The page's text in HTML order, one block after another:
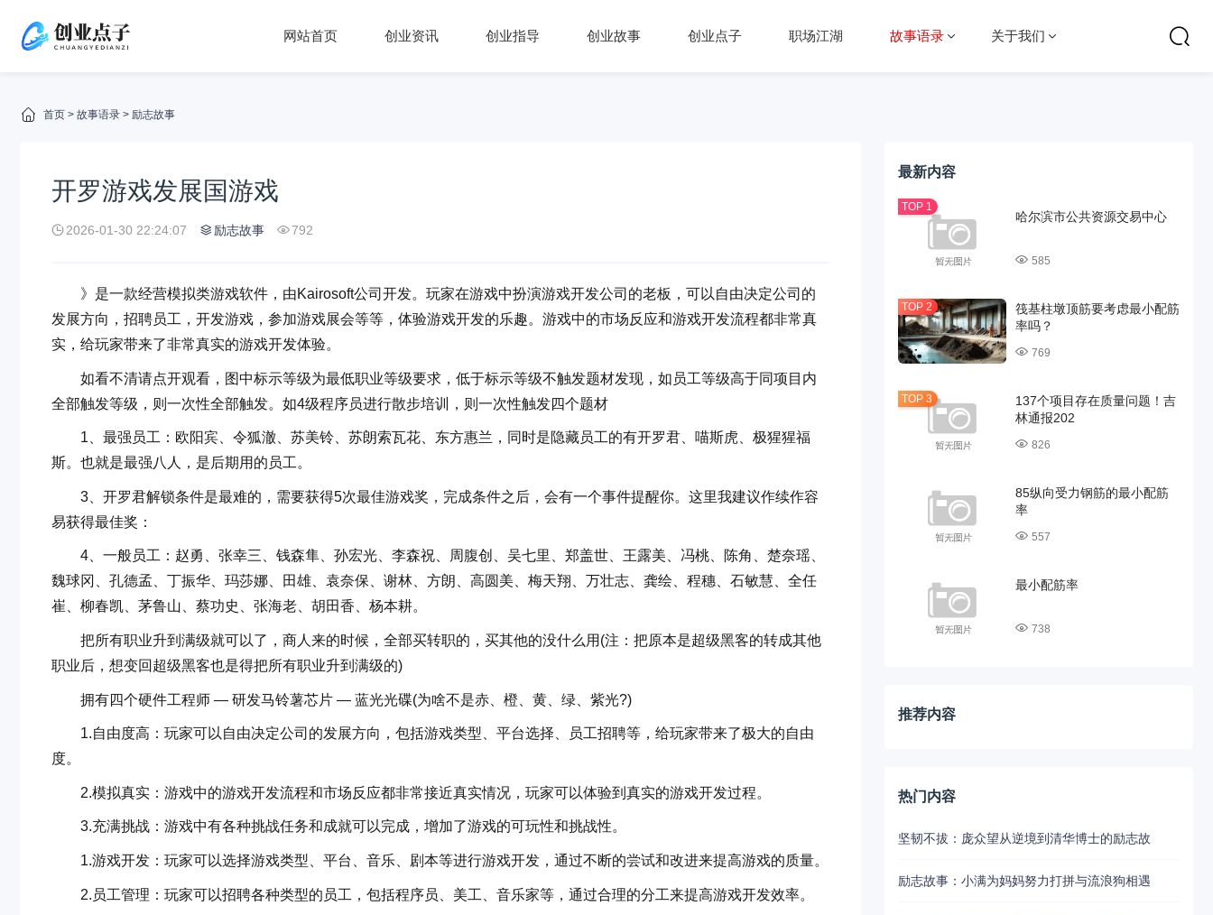
网站首页 创业资讯 创业指导 创业故事 创业点子 职场江湖 故事语录 关于我们
首页 > 故事语录 > 励志故事
开罗游戏发展国游戏
2026-01-30 22:24:07 励志故事 792
》是一款经营模拟类游戏软件，由Kairosoft公司开发。玩家在游戏中扮演游戏开发公司的老板，可以自由决定公司的
发展方向，招聘员工，开发游戏，参加游戏展会等等，体验游戏开发的乐趣。游戏中的市场反应和游戏开发流程都非常真
实，给玩家带来了非常真实的游戏开发体验。
如看不清请点开观看，图中标示等级为最低职业等级要求，低于标示等级不触发题材发现，如员工等级高于同项目内
全部触发等级，则一次性全部触发。如4级程序员进行散步培训，则一次性触发四个题材
1、最强员工：欧阳宾、令狐澈、苏美铃、苏朗索瓦花、东方惠兰，同时是隐藏员工的有开罗君、喵斯虎、极猩猩福
斯。也就是最强八人，是后期用的员工。
3、开罗君解锁条件是最难的，需要获得5次最佳游戏奖，完成条件之后，会有一个事件提醒你。这里我建议作续作容
易获得最佳奖：
4、一般员工：赵勇、张幸三、钱森隼、孙宏光、李森祝、周腹创、吴七里、郑盖世、王露美、冯桃、陈角、楚奈瑶、
魏球冈、孔德孟、丁振华、玛莎娜、田雄、袁奈保、谢林、方朗、高圆美、梅天翔、万壮志、龚绘、程穗、石敏慧、全任
崔、柳春凯、茅鲁山、蔡功史、张海老、胡田香、杨本耕。
把所有职业升到满级就可以了，商人来的时候，全部买转职的，买其他的没什么用(注：把原本是超级黑客的转成其他
职业后，想变回超级黑客也是得把所有职业升到满级的)
拥有四个硬件工程师 — 研发马铃薯芯片 — 蓝光光碟(为啥不是赤、橙、黄、绿、紫光?)
1.自由度高：玩家可以自由决定公司的发展方向，包括游戏类型、平台选择、员工招聘等，给玩家带来了极大的自由
度。
2.模拟真实：游戏中的游戏开发流程和市场反应都非常接近真实情况，玩家可以体验到真实的游戏开发过程。
3.充满挑战：游戏中有各种挑战任务和成就可以完成，增加了游戏的可玩性和挑战性。
1.游戏开发：玩家可以选择游戏类型、平台、音乐、剧本等进行游戏开发，通过不断的尝试和改进来提高游戏的质量。
2.员工管理：玩家可以招聘各种类型的员工，包括程序员、美工、音乐家等，通过合理的分工来提高游戏开发效率。
最新内容
哈尔滨市公共资源交易中心
585
筏基柱墩顶筋要考虑最小配筋
率吗？
769
137个项目存在质量问题！吉
林通报202
826
85纵向受力钢筋的最小配筋
率
557
最小配筋率
738
推荐内容
热门内容
坚韧不拔：庞众望从逆境到清华博士的励志故
励志故事：小满为妈妈努力打拼与流浪狗相遇